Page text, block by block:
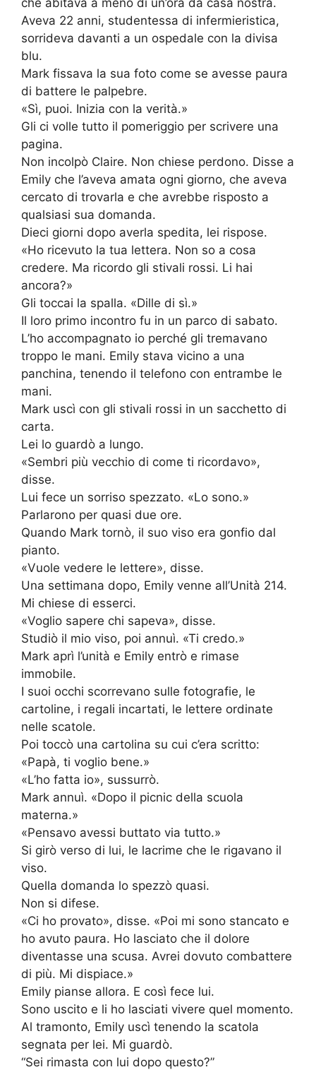
che abitava a meno di un’ora da casa nostra.
Aveva 22 anni, studentessa di infermieristica,
sorrideva davanti a un ospedale con la divisa
blu.
Mark fissava la sua foto come se avesse paura
di battere le palpebre.
«Sì, puoi. Inizia con la verità.»
Gli ci volle tutto il pomeriggio per scrivere una
pagina.
Non incolpò Claire. Non chiese perdono. Disse a
Emily che l’aveva amata ogni giorno, che aveva
cercato di trovarla e che avrebbe risposto a
qualsiasi sua domanda.
Dieci giorni dopo averla spedita, lei rispose.
«Ho ricevuto la tua lettera. Non so a cosa
credere. Ma ricordo gli stivali rossi. Li hai
ancora?»
Gli toccai la spalla. «Dille di sì.»
Il loro primo incontro fu in un parco di sabato.
L’ho accompagnato io perché gli tremavano
troppo le mani. Emily stava vicino a una
panchina, tenendo il telefono con entrambe le
mani.
Mark uscì con gli stivali rossi in un sacchetto di
carta.
Lei lo guardò a lungo.
«Sembri più vecchio di come ti ricordavo»,
disse.
Lui fece un sorriso spezzato. «Lo sono.»
Parlarono per quasi due ore.
Quando Mark tornò, il suo viso era gonfio dal
pianto.
«Vuole vedere le lettere», disse.
Una settimana dopo, Emily venne all’Unità 214.
Mi chiese di esserci.
«Voglio sapere chi sapeva», disse.
Studiò il mio viso, poi annuì. «Ti credo.»
Mark aprì l’unità e Emily entrò e rimase
immobile.
I suoi occhi scorrevano sulle fotografie, le
cartoline, i regali incartati, le lettere ordinate
nelle scatole.
Poi toccò una cartolina su cui c’era scritto:
«Papà, ti voglio bene.»
«L’ho fatta io», sussurrò.
Mark annuì. «Dopo il picnic della scuola
materna.»
«Pensavo avessi buttato via tutto.»
Si girò verso di lui, le lacrime che le rigavano il
viso.
Quella domanda lo spezzò quasi.
Non si difese.
«Ci ho provato», disse. «Poi mi sono stancato e
ho avuto paura. Ho lasciato che il dolore
diventasse una scusa. Avrei dovuto combattere
di più. Mi dispiace.»
Emily pianse allora. E così fece lui.
Sono uscito e li ho lasciati vivere quel momento.
Al tramonto, Emily uscì tenendo la scatola
segnata per lei. Mi guardò.
“Sei rimasta con lui dopo questo?”